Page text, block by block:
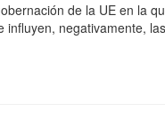
de la UE en la
negativamente,